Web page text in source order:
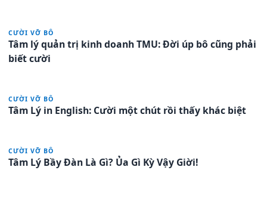
CƯỜI VỠ BÔ
Tâm lý quản trị kinh doanh TMU: Đời úp bô cũng phải
biết cười
CƯỜI VỠ BÔ
Tâm Lý in English: Cười một chút rồi thấy khác biệt
CƯỜI VỠ BÔ
Tâm Lý Bầy Đàn Là Gì? Ủa Gì Kỳ Vậy Giời!